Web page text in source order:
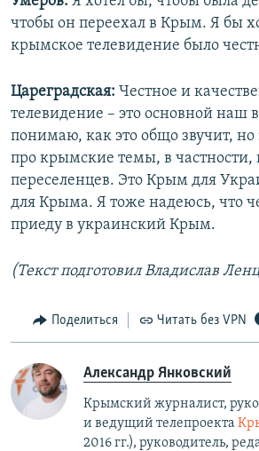
чтобы он переехал в Крым. Я бы
крымское телевидение было
Цареградская: Честное и
телевидение – это основной наш
понимаю, как это общо звучит,
про крымские темы, в частности,
переселенцев. Это Крым для
для Крыма. Я тоже надеюсь, что
приеду в украинский Крым.
(Текст подготовил Владислав
Поделиться Читать без VPN
Александр Янковский
Крымский журналист,
и ведущий телепроекта
2016 гг.), руководитель,